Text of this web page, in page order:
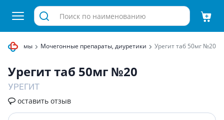
системы Мочегонные препараты, диуретики Урегит таб 50мг №20
Урегит таб 50мг №20
УРЕГИТ
оставить отзыв